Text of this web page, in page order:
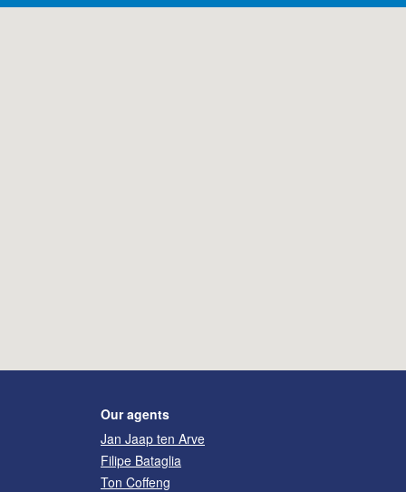
Our agents
Jan Jaap ten Arve
Filipe Bataglia
Ton Coffeng